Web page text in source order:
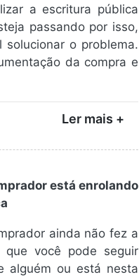
a escritura pública
passando por isso,
o problema.
da compra e
Ler mais +
está enrolando
ainda não fez a
que você pode seguir
alguém ou está nesta